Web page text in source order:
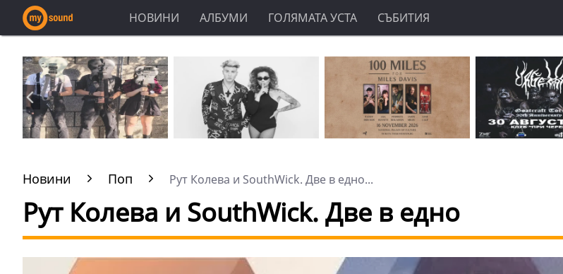
НОВИНИ АЛБУМИ ГОЛЯМАТА УСТА СЪБИТИЯ
Новини Поп Рут Колева и SouthWick. Две в едно...
Рут Колева и SouthWick. Две в едно